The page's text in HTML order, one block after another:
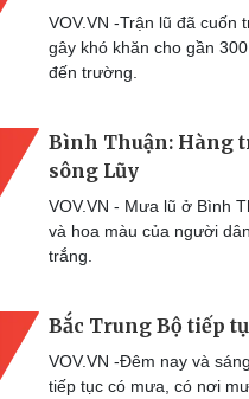
VOV.VN -Trận lũ đã cuốn
gây khó khăn cho gần
đến trường.
Bình Thuận: Hàng
sông Lũy
VOV.VN - Mưa lũ ở Bình
và hoa màu của người
trắng.
Bắc Trung Bộ tiếp
VOV.VN -Đêm nay và
tiếp tục có mưa, có nơi